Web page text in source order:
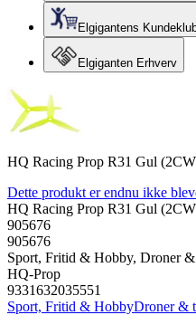
Elgigantens
Elgiganten Erhverv
HQ Racing Prop R31 Gul
Dette produkt er endnu ikke
HQ Racing Prop R31 Gul
905676
905676
Sport, Fritid & Hobby, Droner
HQ-Prop
9331632035551
Sport, Fritid & HobbyDroner &